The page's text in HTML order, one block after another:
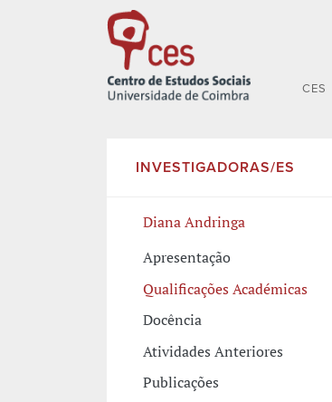
CES
INVESTIGADORAS/ES
Diana Andringa
Apresentação
Qualificações Académicas
Docência
Atividades Anteriores
Publicações